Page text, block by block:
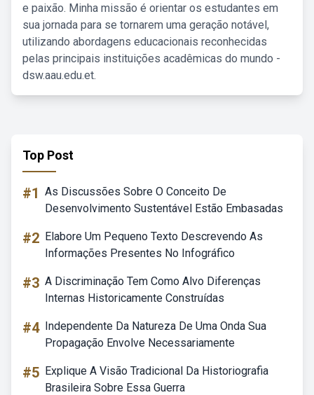
e paixão. Minha missão é orientar os estudantes em
sua jornada para se tornarem uma geração notável,
utilizando abordagens educacionais reconhecidas
pelas principais instituições acadêmicas do mundo -
dsw.aau.edu.et.
Top Post
#1 As Discussões Sobre O Conceito De
Desenvolvimento Sustentável Estão Embasadas
#2 Elabore Um Pequeno Texto Descrevendo As
Informações Presentes No Infográfico
#3 A Discriminação Tem Como Alvo Diferenças
Internas Historicamente Construídas
#4 Independente Da Natureza De Uma Onda Sua
Propagação Envolve Necessariamente
#5 Explique A Visão Tradicional Da Historiografia
Brasileira Sobre Essa Guerra